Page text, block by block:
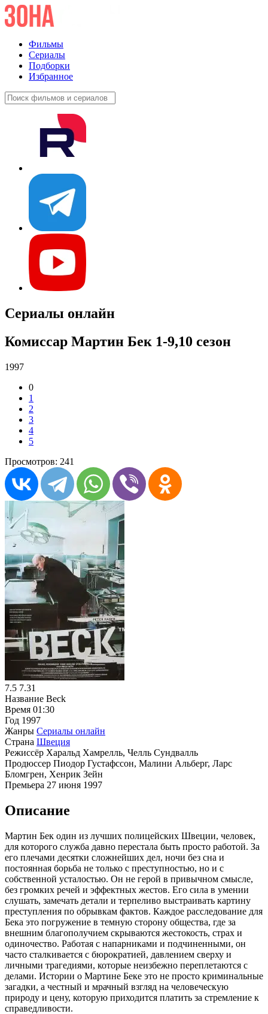
Фильмы
Сериалы
Подборки
Избранное
Сериалы онлайн
Комиссар Мартин Бек 1-9,10 сезон
1997
0
1
2
3
4
5
Просмотров: 241
7.5 7.31
Название Beck
Время 01:30
Год 1997
Жанры Сериалы онлайн
Страна Швеция
Режиссёр Харальд Хамрелль, Челль Сундвалль
Продюссер Пиодор Густафссон, Малини Альберг, Ларс
Бломгрен, Хенрик Зейн
Премьера 27 июня 1997
Описание
Мартин Бек один из лучших полицейских Швеции, человек,
для которого служба давно перестала быть просто работой. За
его плечами десятки сложнейших дел, ночи без сна и
постоянная борьба не только с преступностью, но и с
собственной усталостью. Он не герой в привычном смысле,
без громких речей и эффектных жестов. Его сила в умении
слушать, замечать детали и терпеливо выстраивать картину
преступления по обрывкам фактов. Каждое расследование для
Бека это погружение в темную сторону общества, где за
внешним благополучием скрываются жестокость, страх и
одиночество. Работая с напарниками и подчиненными, он
часто сталкивается с бюрократией, давлением сверху и
личными трагедиями, которые неизбежно переплетаются с
делами. Истории о Мартине Беке это не просто криминальные
загадки, а честный и мрачный взгляд на человеческую
природу и цену, которую приходится платить за стремление к
справедливости.